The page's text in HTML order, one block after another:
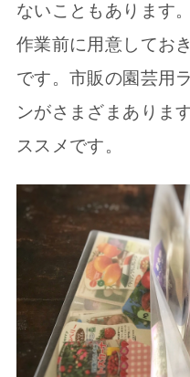
ないこともあります
作業前に用意してお
です。市販の園芸用
ンがさまざまありま
ススメです。